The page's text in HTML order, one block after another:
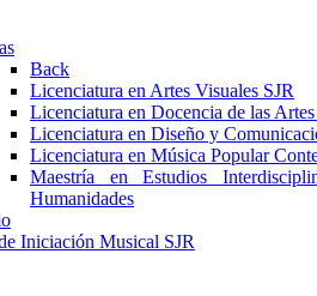
Back
Licenciatura en Artes Visuales SJR
Licenciatura en Docencia de las
Licenciatura en Diseño y
Licenciatura en Música Popular
Maestría en Estudios
Humanidades
Iniciación Musical SJR